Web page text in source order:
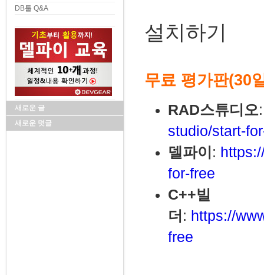
DB툴 Q&A
새로운 글
새로운 덧글
설치하기
무료 평가판(30
RAD스튜디오
studio/start-
델파이 :
for-free
C++빌
더 : https://
free